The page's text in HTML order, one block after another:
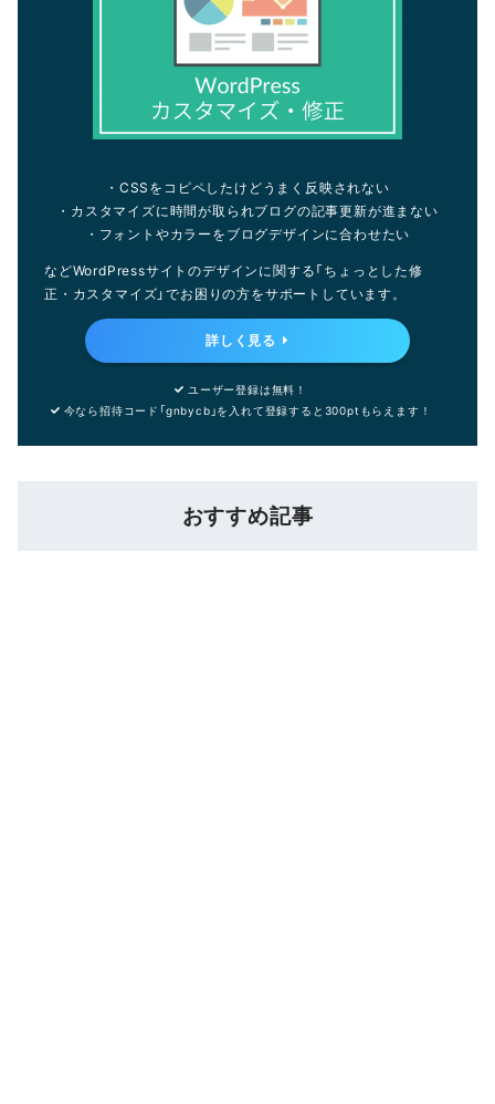
・CSSをコピペしたけどうまく反映されない
・カスタマイズに時間が取られブログの記事更新が進まない
・フォントやカラーをブログデザインに合わせたい
などWordPressサイトのデザインに関する「ちょっとした修
正・カスタマイズ」でお困りの方をサポートしています。
詳しく見る
ユーザー登録は無料！
今なら招待コード「gnbycb」を入れて登録すると300ptもらえます！
おすすめ記事